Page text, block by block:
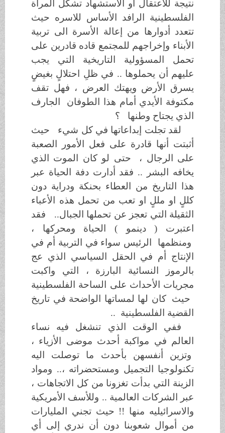
نتيجة للاعتقال او الاستشهاد تشكل المرأة
الفلسطينية الرافد الأساس للاسره حيث
تتعدد أدوارها من إعالة الأسرة الى تربية
الأبناء وإخراجهم للمجتمع قاده قادرين على
تحمل المسؤولية التاريخية التي يجب
عليهم أن يحملوها .. في ظلِ احتلالٍ بغيضٍ
يسرق الأرض ويهتك العرض ، فهل تقف
مكتوفة الأيدي أمام هذا الطوفان الجارف
الذي يجتاح وطنها ؟
لقد تجلت إبداعاتها في كل شيء حيث
أثبتت أنها قادرة على فعل الأمور الصعبة
على الرجال ، حتى لو كان الموت الذي
يخافه البشر .. فقد أدارت دفة الحياة عبر
هذا التاريخ من العطاء بحنكة ودراية دون
كللٍ او مللٍ او تعب من تحمل هذه الأعباء
الثقيلة التي تعجز عن تحملها الجبال.. فقد
اعتبرت ( دينمو ) الحياة ومحركها ،
ومنظمها الرئيس سواء في التربية أم في
الإنتاج أم في الحقل السياسي الذي عج
بالرموز النسائية البارزة ، التي واكبت
مجريات الأحداث على الساحة الفلسطينية
حيثكان لها لمساتها الواضحة في تاريخ
القضية الفلسطينية ..
ففي الوقت الذي تنشغل فيه نساء
العالم في مواكبة أحدث موضى الأزياء ،
وتزين أنفسهن بأحدث ما توصلت اليه
تكنولوجيا التجميل ومستحضراته ،.. ومواد
الزينة التي بدأت تغزونا من كل الاتجاهات ،
عبر الشركات العالمية .. وللأسف الأمريكية
والاسرائيليه منها !! حيث تجني المليارات
من أموال شعوبنا دون أن ندري إلى أي